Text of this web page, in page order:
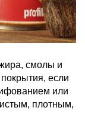
смолы и
если
или
плотным,